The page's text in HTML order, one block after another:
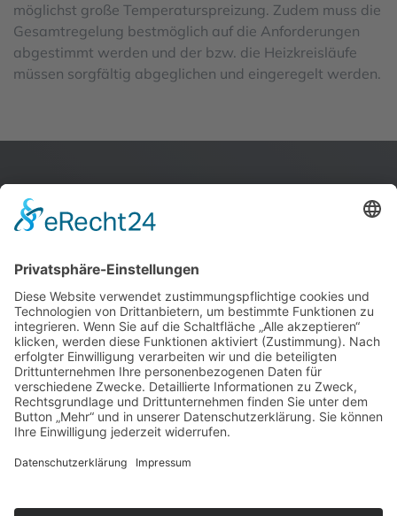
möglichst große Temperaturspreizung. Zudem muss die
Gesamtregelung bestmöglich auf die Anforderungen
abgestimmt werden und der bzw. die Heizkreisläufe
müssen sorgfältig abgeglichen und eingeregelt werden.
Heizung ∙ Sanitär · Lüftung
Knickchaussee 1
27356 Rotenburg W.
0 42 61 / 8 42 20
info@thermoland.de
Über uns